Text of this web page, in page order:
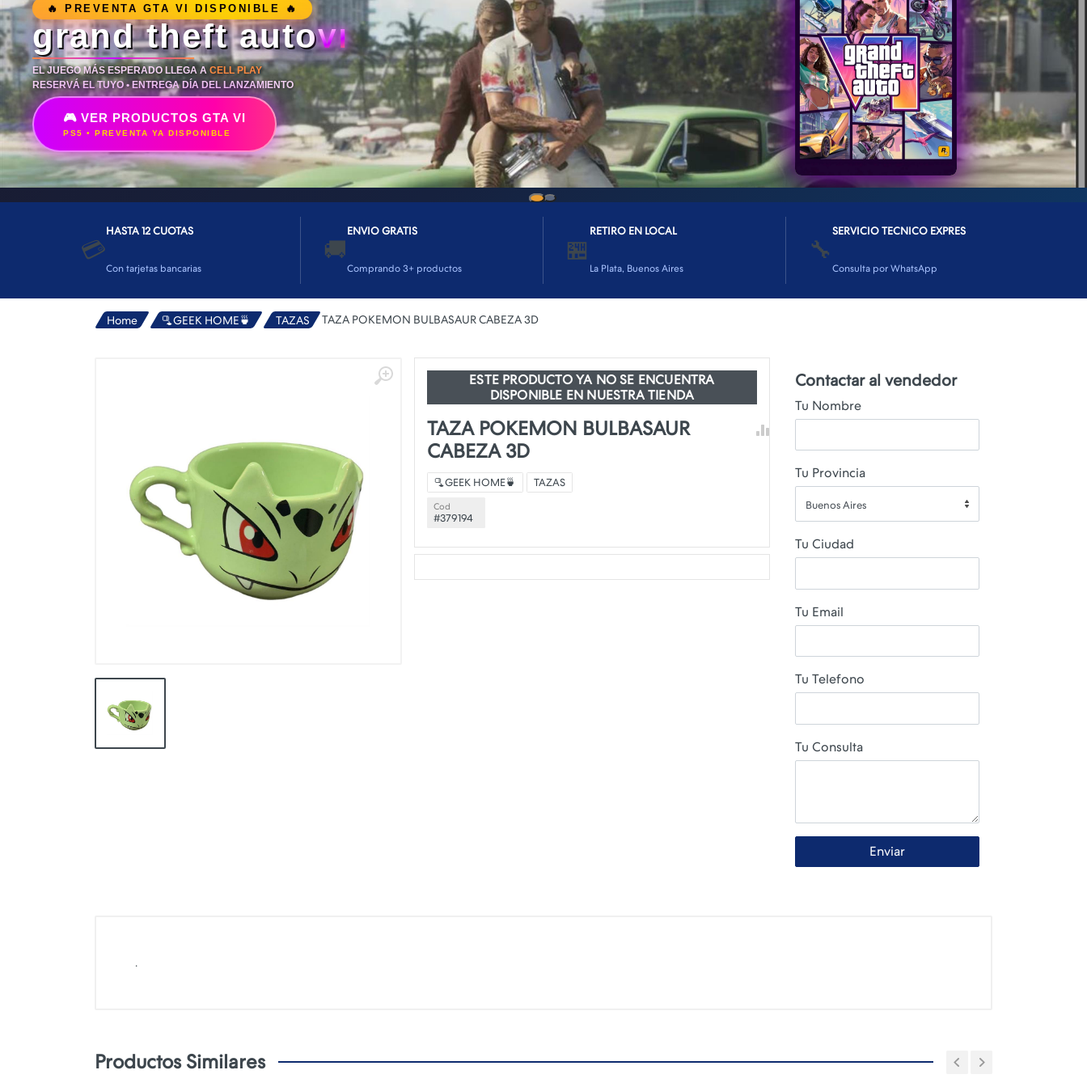
👕INDUMENTARIA🧢
👾COLECCIONABLES🧸
💻MUNDO PC GAMER💻
🔌CABLES Y ADAPTADORES🔌
🤓MUNDO PC OFICINA🤓
🫗GEEK HOME🍵
CELL
PLAY
Te armamos la PC ideal según tu presupuesto y
necesidades
🖥️ PEDÍ TU PRESUPUESTO
💳
HASTA 12 CUOTAS
Con tarjetas bancarias
🚚
ENVIO GRATIS
Comprando 3+ productos
🏪
RETIRO EN LOCAL
La Plata, Buenos Aires
🔧
SERVICIO TECNICO EXPRES
Consulta por WhatsApp
Home 🫗GEEK HOME🍵 TAZAS TAZA POKEMON BULBASAUR CABEZA 3D
ESTE PRODUCTO YA NO SE ENCUENTRA
DISPONIBLE EN NUESTRA TIENDA
TAZA POKEMON BULBASAUR
CABEZA 3D
🫗GEEK HOME🍵 TAZAS
Cod
#379194
Contactar al vendedor
Tu Nombre
Tu Provincia
Buenos Aires
Tu Ciudad
Tu Email
Tu Telefono
Tu Consulta
Enviar
.
Productos Similares